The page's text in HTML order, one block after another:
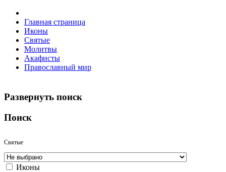
Главная страница
Иконы
Святые
Молитвы
Акафисты
Православный мир
Развернуть поиск
Поиск
Святые
Иконы